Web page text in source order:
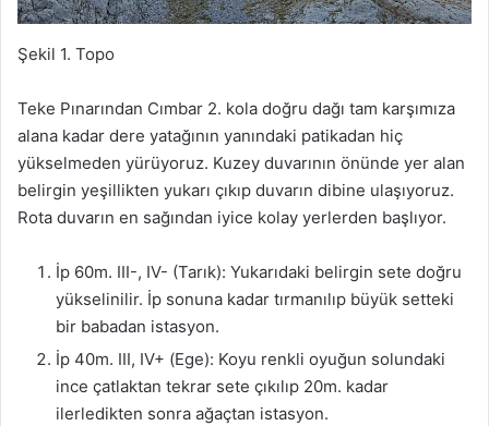
Şekil 1. Topo
Teke Pınarından Cımbar 2. kola doğru dağı tam karşımıza
alana kadar dere yatağının yanındaki patikadan hiç
yükselmeden yürüyoruz. Kuzey duvarının önünde yer alan
belirgin yeşillikten yukarı çıkıp duvarın dibine ulaşıyoruz.
Rota duvarın en sağından iyice kolay yerlerden başlıyor.
İp 60m. III-, IV- (Tarık): Yukarıdaki belirgin sete doğru
yükselinilir. İp sonuna kadar tırmanılıp büyük setteki
bir babadan istasyon.
İp 40m. III, IV+ (Ege): Koyu renkli oyuğun solundaki
ince çatlaktan tekrar sete çıkılıp 20m. kadar
ilerledikten sonra ağaçtan istasyon.